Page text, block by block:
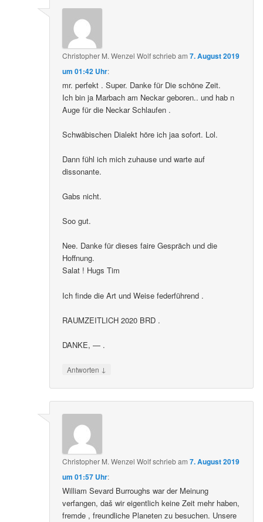
Christopher M. Wenzel Wolfschriebam7. August 2019
um 01:42 Uhr:
mr. perfekt . Super. Danke für Die schöne Zeit.
Ich bin ja Marbach am Neckar geboren.. und hab n
Auge für die Neckar Schlaufen .
Schwäbischen Dialekt höre ich jaa sofort. Lol.
Dann fühl ich mich zuhause und warte auf
dissonante.
Gabs nicht.
Soo gut.
Nee. Danke für dieses faire Gespräch und die
Hoffnung.
Salat ! Hugs Tim
Ich finde die Art und Weise federführend .
RAUMZEITLICH 2020 BRD .
DANKE, — .
Antworten ↓
Christopher M. Wenzel Wolfschriebam7. August 2019
um 01:57 Uhr:
William Sevard Burroughs war der Meinung
verfangen, daš wir eigentlich keine Zeit mehr haben,
fremde , freundliche Planeten zu besuchen. Unsere